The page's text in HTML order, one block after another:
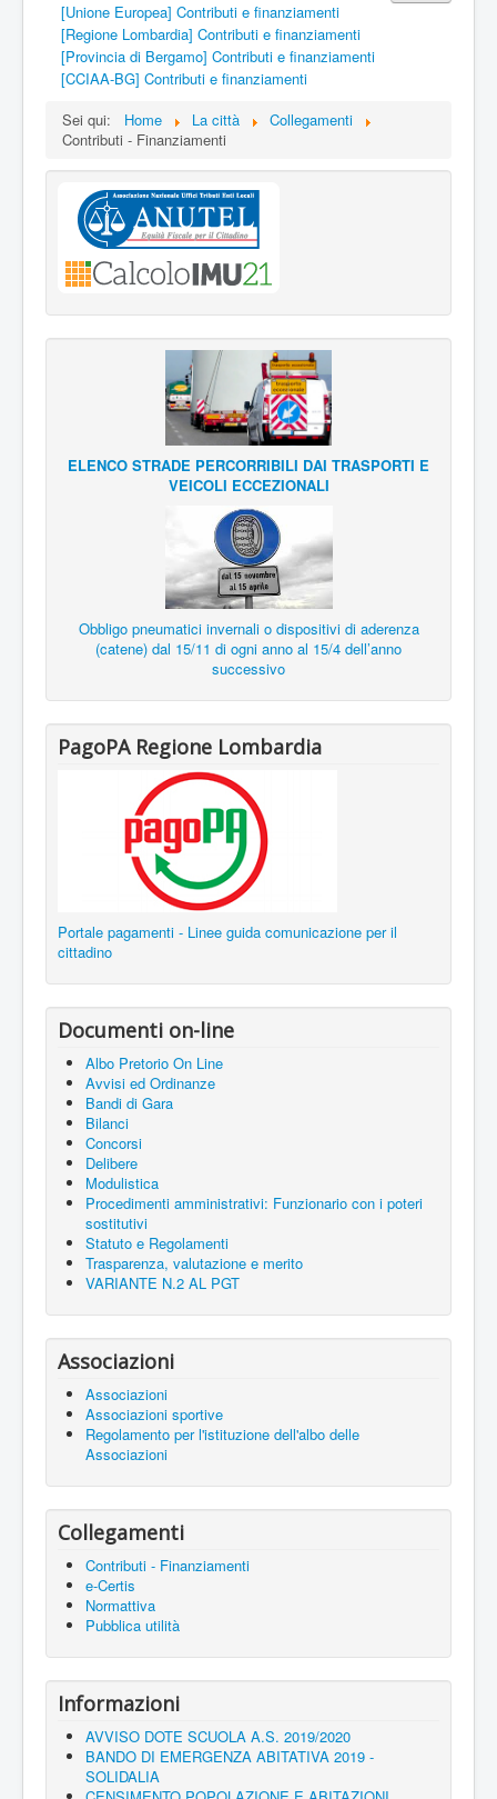
[Unione Europea] Contributi e finanziamenti
[Regione Lombardia] Contributi e finanziamenti
[Provincia di Bergamo] Contributi e finanziamenti
[CCIAA-BG] Contributi e finanziamenti
Sei qui:
Home La città
Collegamenti
Contributi - Finanziamenti
ELENCO STRADE PERCORRIBILI DAI TRASPORTI E
VEICOLI ECCEZIONALI
Obbligo pneumatici invernali o dispositivi di aderenza
(catene) dal 15/11 di ogni anno al 15/4 dell’anno
successivo
PagoPA Regione Lombardia
Portale pagamenti - Linee guida comunicazione per il
cittadino
Documenti on-line
Albo Pretorio On Line
Avvisi ed Ordinanze
Bandi di Gara
Bilanci
Concorsi
Delibere
Modulistica
Procedimenti amministrativi: Funzionario con i poteri
sostitutivi
Statuto e Regolamenti
Trasparenza, valutazione e merito
VARIANTE N.2 AL PGT
Associazioni
Associazioni
Associazioni sportive
Regolamento per l'istituzione dell'albo delle
Associazioni
Collegamenti
Contributi - Finanziamenti
e-Certis
Normattiva
Pubblica utilità
Informazioni
AVVISO DOTE SCUOLA A.S. 2019/2020
BANDO DI EMERGENZA ABITATIVA 2019 -
SOLIDALIA